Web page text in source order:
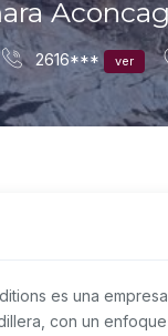
2616*** ver
es una
con un